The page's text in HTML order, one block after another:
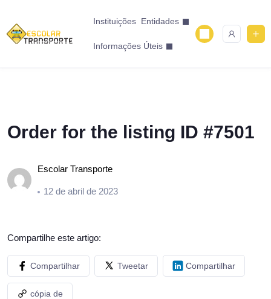
Instituições Entidades
Informações Úteis
Order for the listing ID #7501
Escolar Transporte
12 de abril de 2023
Compartilhe este artigo:
Compartilhar Tweetar Compartilhar
cópia de